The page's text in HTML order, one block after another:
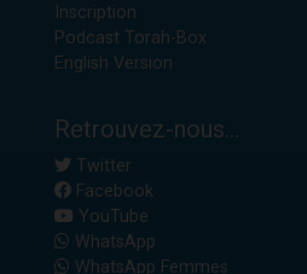
Inscription
Podcast Torah-Box
English Version
Retrouvez-nous...
Twitter
Facebook
YouTube
WhatsApp
WhatsApp Femmes